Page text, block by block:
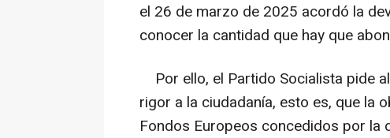
el 26 de marzo de 2025 acordó la
conocer la cantidad que hay que
Por ello, el Partido Socialista pide
rigor a la ciudadanía, esto es, que la
Fondos Europeos concedidos por la